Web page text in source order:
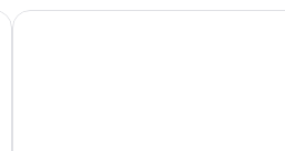
Chambre
ibis budget Antwerpen Port